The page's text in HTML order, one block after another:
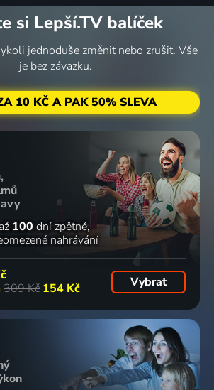
si Lepší.TV balíček
jednoduše změnit nebo zrušit. Vše
je bez závazku.
10 KČ A PAK 50% SLEVA
až 100 dní zpětně
nahrávání
309 Kč 154 Kč Vybrat